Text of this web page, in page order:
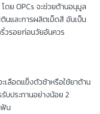
ดย OPCs จะช่วยต้านอนุมูล
นและการผลิตเม็ดสี อันเป็น
วรอยก่อนวัยอันควร
เลือดแข็งตัวช้าหรือใช้ยาต้าน
บประทานอย่างน้อย 2
น